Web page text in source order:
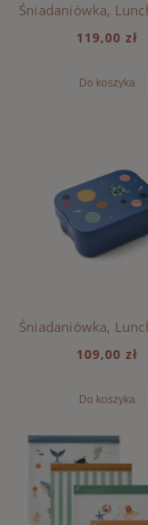
119,00 zł
Do koszyka
109,00 zł
Do koszyka